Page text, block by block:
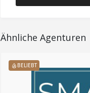
Ähnliche Agenturen
BELIEBT